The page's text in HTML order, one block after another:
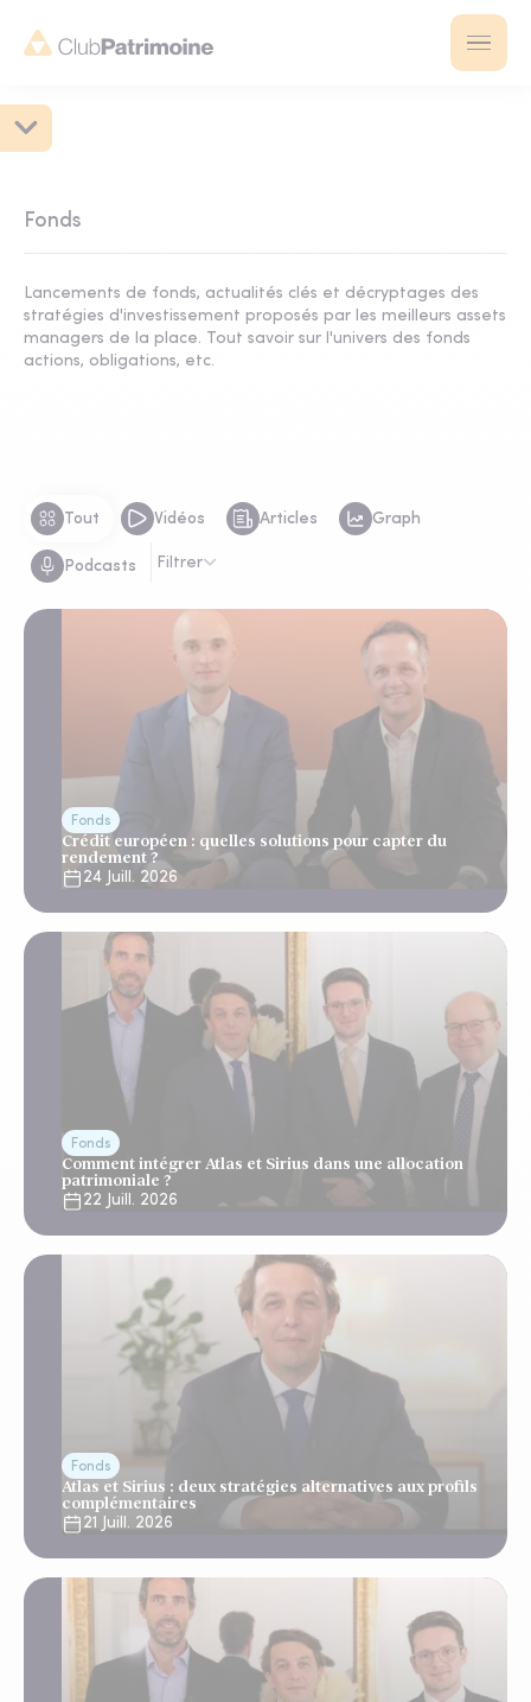
Fonds
Lancements de fonds, actualités clés et décryptages des
stratégies d'investissement proposés par les meilleurs assets
managers de la place. Tout savoir sur l'univers des fonds
actions, obligations, etc.
Tout Vidéos Articles Graph
Podcasts Filtrer
Fonds
Crédit européen : quelles solutions pour capter du
rendement ?
24 Juill. 2026
Fonds
Comment intégrer Atlas et Sirius dans une allocation
patrimoniale ?
22 Juill. 2026
Fonds
Atlas et Sirius : deux stratégies alternatives aux profils
complémentaires
21 Juill. 2026